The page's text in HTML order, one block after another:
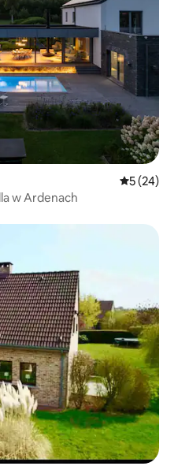
Średnia
5 (24)
w Ardenach
gości